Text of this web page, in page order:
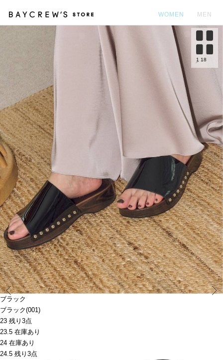
WOMEN MEN
ブラック
ブラック(001)
23 残り3点
23.5 在庫あり
24 在庫あり
24.5 残り3点
Prev
1 18